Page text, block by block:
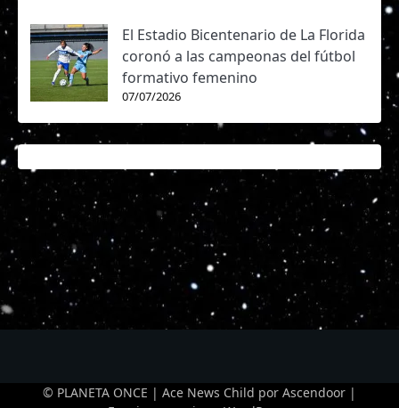
El Estadio Bicentenario de La Florida
coronó a las campeonas del fútbol
formativo femenino
07/07/2026
© PLANETA ONCE | Ace News Child por Ascendoor |